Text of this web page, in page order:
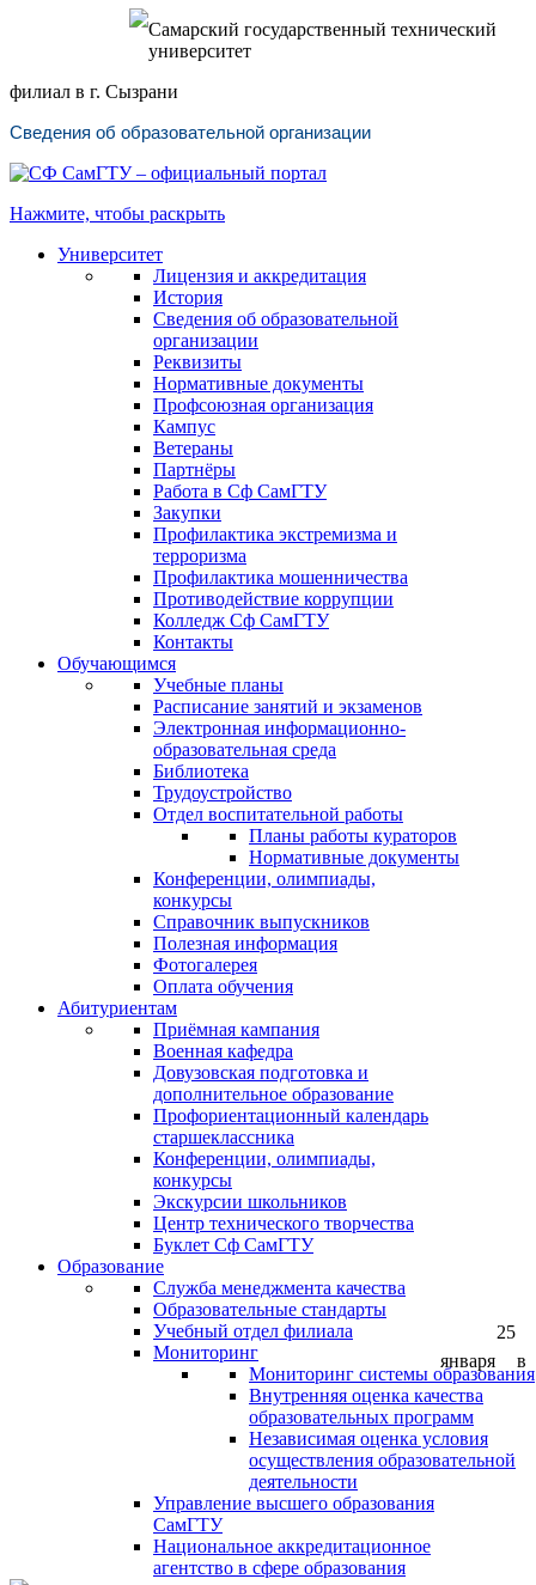
Самарский государственный технический
университет
филиал в г. Сызрани
Сведения об образовательной организации
Нажмите, чтобы раскрыть
Университет
Лицензия и аккредитация
История
Сведения об образовательной
организации
Реквизиты
Нормативные документы
Профсоюзная организация
Кампус
Ветераны
Партнёры
Работа в Сф СамГТУ
Закупки
Профилактика экстремизма и
терроризма
Профилактика мошенничества
Противодействие коррупции
Колледж Сф СамГТУ
Контакты
Обучающимся
Учебные планы
Расписание занятий и экзаменов
Электронная информационно-
образовательная среда
Библиотека
Трудоустройство
Отдел воспитательной работы
Планы работы кураторов
Нормативные документы
Конференции, олимпиады,
конкурсы
Справочник выпускников
Полезная информация
Фотогалерея
Оплата обучения
Абитуриентам
Приёмная кампания
Военная кафедра
Довузовская подготовка и
дополнительное образование
Профориентационный календарь
старшеклассника
Конференции, олимпиады,
конкурсы
Экскурсии школьников
Центр технического творчества
Буклет Сф СамГТУ
Образование
Служба менеджмента качества
Образовательные стандарты
Учебный отдел филиала
Мониторинг
Мониторинг системы образования
Внутренняя оценка качества
образовательных программ
Независимая оценка условия
осуществления образовательной
деятельности
Управление высшего образования
СамГТУ
Национальное аккредитационное
агентство в сфере образования
25
января в